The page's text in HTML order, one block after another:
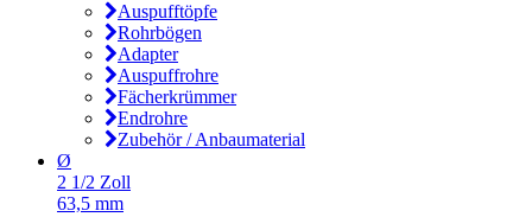
Auspufftöpfe
Rohrbögen
Adapter
Auspuffrohre
Fächerkrümmer
Endrohre
Zubehör / Anbaumaterial
Ø
2 1/2 Zoll
63,5 mm